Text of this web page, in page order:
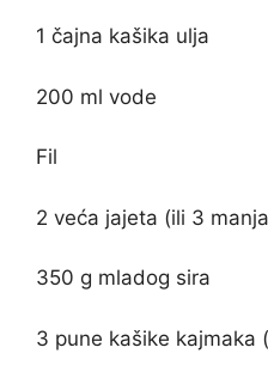
1 čajna kašika ulja
200 ml vode
Fil
2 veća jajeta (ili 3
350 g mladog sira
3 pune kašike kajmaka